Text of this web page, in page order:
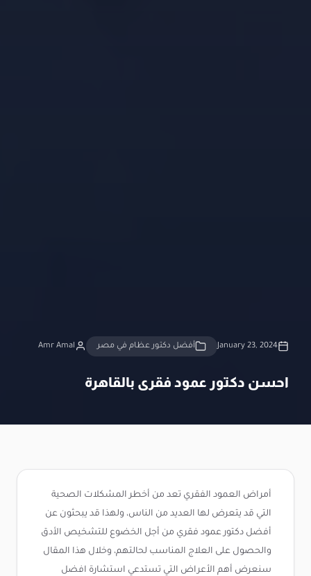
January 23, 2024 أفضل دكتور عظام في مصر Amr Amal
احسن دكتور عمود فقرى بالقاهرة
أمراض العمود الفقري تعد من أخطر المشكلات الصحية
التي قد يتعرض لها العديد من الناس، ولهذا قد يبحثون عن
أفضل دكتور عمود فقري من أجل الخضوع للتشخيص الأدق
والحصول على العلاج المناسب لحالتهم، وخلال هذا المقال
سنعرض أهم الأعراض التي تستدعي استشارة افضل